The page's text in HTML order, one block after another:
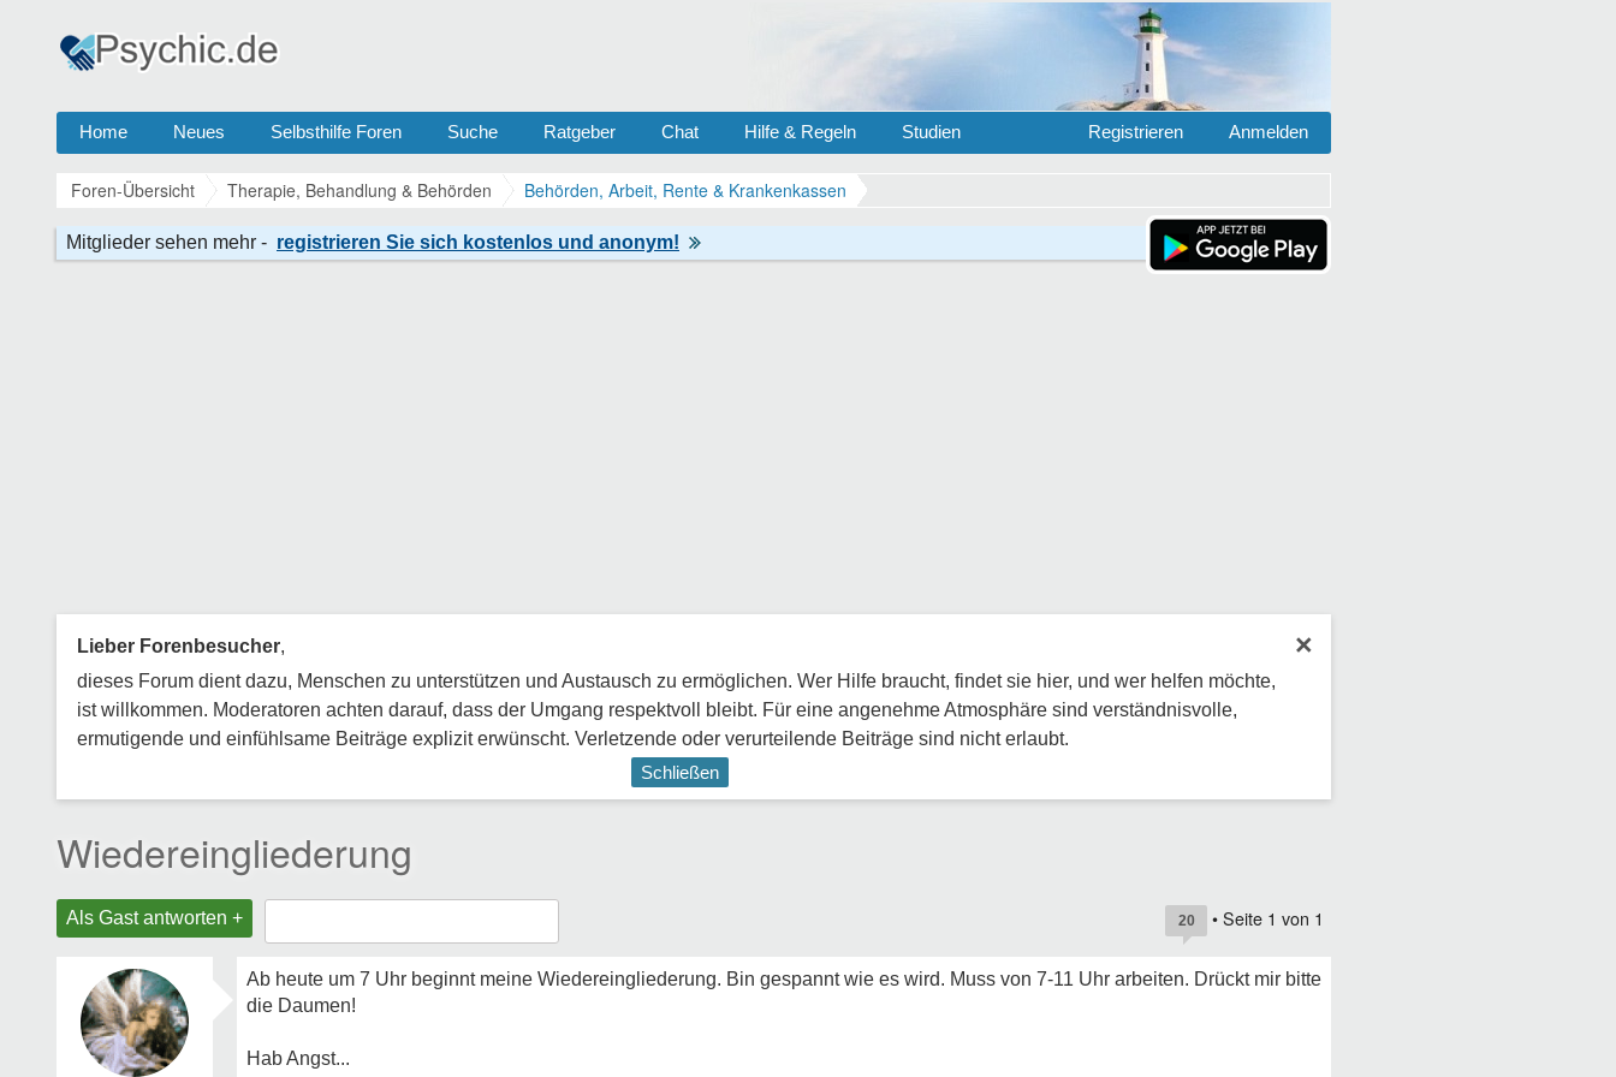
Home Neues Selbsthilfe Foren Suche Ratgeber Chat Hilfe & Regeln Studien Anmelden
Registrieren
Foren-Übersicht Therapie, Behandlung & Behörden Behörden, Arbeit, Rente & Krankenkassen
×
Lieber Forenbesucher,
dieses Forum dient dazu, Menschen zu unterstützen und Austausch zu ermöglichen. Wer Hilfe braucht, findet sie hier, und wer helfen möchte,
ist willkommen. Moderatoren achten darauf, dass der Umgang respektvoll bleibt. Für eine angenehme Atmosphäre sind verständnisvolle,
ermutigende und einfühlsame Beiträge explizit erwünscht. Verletzende oder verurteilende Beiträge sind nicht erlaubt.
Schließen
Wiedereingliederung
Als Gast antworten + 20 • Seite 1 von 1
Ab heute um 7 Uhr beginnt meine Wiedereingliederung. Bin gespannt wie es wird. Muss von 7-11 Uhr arbeiten. Drückt mir bitte
die Daumen!
Hab Angst...